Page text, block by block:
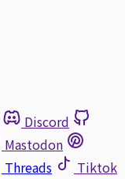
Discord
Mastodon
Threads
Tiktok